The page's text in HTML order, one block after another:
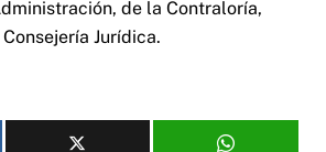
de la Contraloría,
Jurídica.